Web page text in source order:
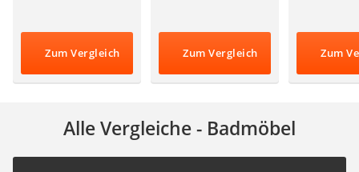
Zum Vergleich Zum Vergleich Zum
Alle Vergleiche - Badmöbel